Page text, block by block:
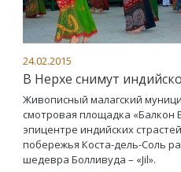
24.02.2015
В Нерхе снимут
Живописный малагский
смотровая площадка «Балкон
эпицентре индийских
побережья Коста-дель-Соль
шедевра Болливуда – «Jil».